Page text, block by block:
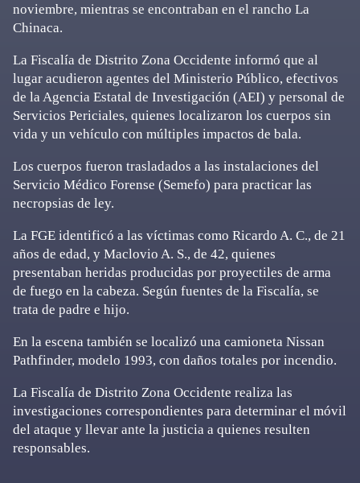
noviembre, mientras se encontraban en el rancho La
Chinaca.
La Fiscalía de Distrito Zona Occidente informó que al
lugar acudieron agentes del Ministerio Público, efectivos
de la Agencia Estatal de Investigación (AEI) y personal de
Servicios Periciales, quienes localizaron los cuerpos sin
vida y un vehículo con múltiples impactos de bala.
Los cuerpos fueron trasladados a las instalaciones del
Servicio Médico Forense (Semefo) para practicar las
necropsias de ley.
La FGE identificó a las víctimas como Ricardo A. C., de 21
años de edad, y Maclovio A. S., de 42, quienes
presentaban heridas producidas por proyectiles de arma
de fuego en la cabeza. Según fuentes de la Fiscalía, se
trata de padre e hijo.
En la escena también se localizó una camioneta Nissan
Pathfinder, modelo 1993, con daños totales por incendio.
La Fiscalía de Distrito Zona Occidente realiza las
investigaciones correspondientes para determinar el móvil
del ataque y llevar ante la justicia a quienes resulten
responsables.